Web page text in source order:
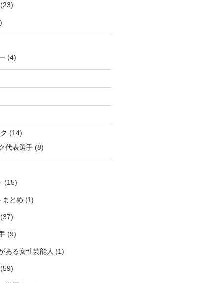
(23)
(4)
(14)
代表選手(8)
(15)
まとめ (1)
(37)
(9)
ある女性芸能人 (1)
(59)